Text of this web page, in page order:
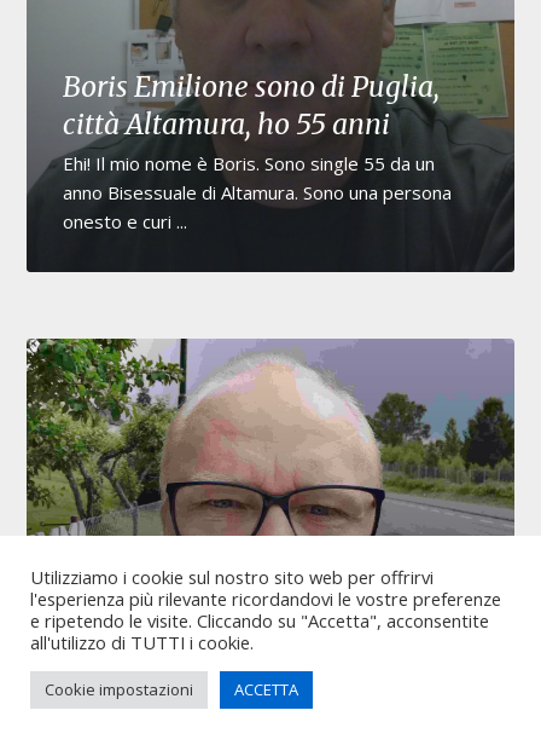
Boris Emilione sono di Puglia,
città Altamura, ho 55 anni
Ehi! Il mio nome è Boris. Sono single 55 da un
anno Bisessuale di Altamura. Sono una persona
onesto e curi ...
Sono Indro Andretta, ho 44 anni,
sono di Puglia, città Altamura
Utilizziamo i cookie sul nostro sito web per offrirvi
l'esperienza più rilevante ricordandovi le vostre preferenze
e ripetendo le visite. Cliccando su "Accetta", acconsentite
all'utilizzo di TUTTI i cookie.
Cookie impostazioni ACCETTA